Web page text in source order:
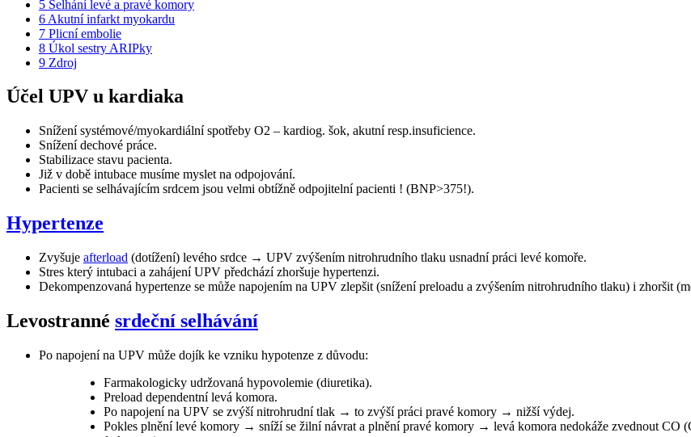
5 Selhání levé a pravé komory
6 Akutní infarkt myokardu
7 Plicní embolie
8 Úkol sestry ARIPky
9 Zdroj
Účel UPV u kardiaka
Snížení systémové/myokardiální spotřeby O2 – kardiog. šok, akutní resp.insuficience.
Snížení dechové práce.
Stabilizace stavu pacienta.
Již v době intubace musíme myslet na odpojování.
Pacienti se selhávajícím srdcem jsou velmi obtížně odpojitelní pacienti ! (BNP>375!).
Hypertenze
Zvyšuje afterload (dotížení) levého srdce → UPV zvýšením nitrohrudního tlaku usnadní práci levé komoře.
Stres který intubaci a zahájení UPV předchází zhoršuje hypertenzi.
Levostranné srdeční selhávání
Po napojení na UPV může dojík ke vzniku hypotenze z důvodu:
Farmakologicky udržovaná hypovolemie (diuretika)‏.
Preload dependentní levá komora.
Po napojení na UPV se zvýší nitrohrudní tlak → to zvýší práci pravé komory → nižší výdej.
Pokles plnění levé komory → sníží se žilní návrat a plnění pravé komory → levá komora nedokáže zvednout CO